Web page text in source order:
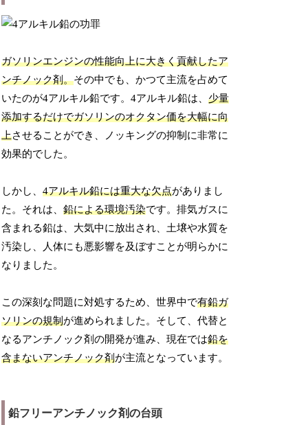
ガソリンエンジンの性能向上に大きく貢献したア
ンチノック剤。その中でも、かつて主流を占めて
いたのが4アルキル鉛です。4アルキル鉛は、少量
添加するだけでガソリンのオクタン価を大幅に向
上させることができ、ノッキングの抑制に非常に
効果的でした。
しかし、4アルキル鉛には重大な欠点がありまし
た。それは、鉛による環境汚染です。排気ガスに
含まれる鉛は、大気中に放出され、土壌や水質を
汚染し、人体にも悪影響を及ぼすことが明らかに
なりました。
この深刻な問題に対処するため、世界中で有鉛ガ
ソリンの規制が進められました。そして、代替と
なるアンチノック剤の開発が進み、現在では鉛を
含まないアンチノック剤が主流となっています。
鉛フリーアンチノック剤の台頭